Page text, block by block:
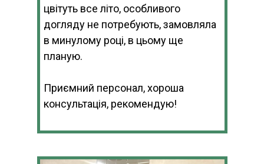
цвітуть все літо, особливого
догляду не потребують, замовляла
в минулому році, в цьому ще
планую.
Приємний персонал, хороша
консультація, рекомендую!